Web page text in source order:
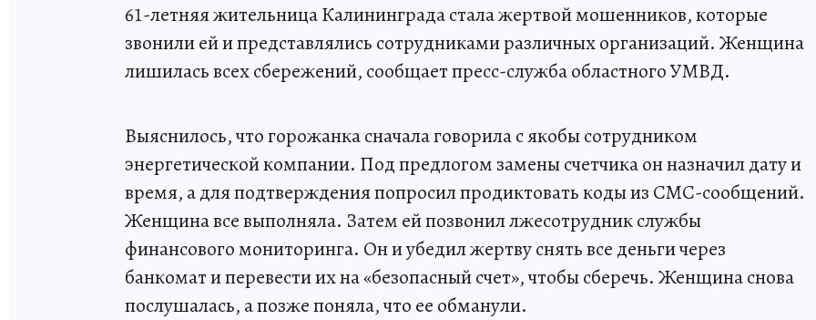
61-летняя жительница Калининграда стала жертвой мошенников, которые
звонили ей и представлялись сотрудниками различных организаций. Женщина
лишилась всех сбережений, сообщает пресс-служба областного УМВД.
Выяснилось, что горожанка сначала говорила с якобы сотрудником
энергетической компании. Под предлогом замены счетчика он назначил дату и
время, а для подтверждения попросил продиктовать коды из СМС-сообщений.
Женщина все выполняла. Затем ей позвонил лжесотрудник службы
финансового мониторинга. Он и убедил жертву снять все деньги через
банкомат и перевести их на «безопасный счет», чтобы сберечь. Женщина снова
послушалась, а позже поняла, что ее обманули.